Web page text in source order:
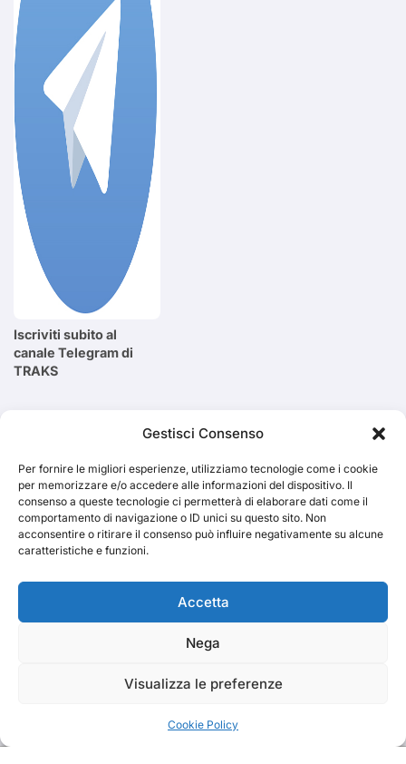
Gestisci Consenso
Per fornire le migliori esperienze, utilizziamo tecnologie come i cookie
per memorizzare e/o accedere alle informazioni del dispositivo. Il
consenso a queste tecnologie ci permetterà di elaborare dati come il
comportamento di navigazione o ID unici su questo sito. Non
acconsentire o ritirare il consenso può influire negativamente su alcune
caratteristiche e funzioni.
Accetta
Nega
Visualizza le preferenze
Cookie Policy
Iscriviti subito al
canale Telegram di
TRAKS
Cerca
TRAKS
Dal 2014 musica indipendente ed emergente